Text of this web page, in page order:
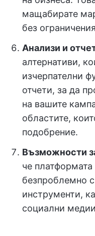
мащабирате
без
Анализи и
алтернативи,
изчерпателни
отчети, за да
на вашите
областите,
подобрение.
Възможности
че платформата
безпроблемно
инструменти,
социални